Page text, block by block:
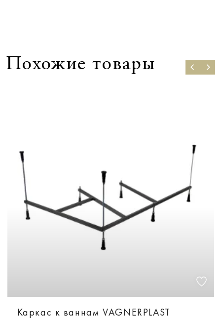
Похожие товары
Каркас к ваннам VAGNERPLAST